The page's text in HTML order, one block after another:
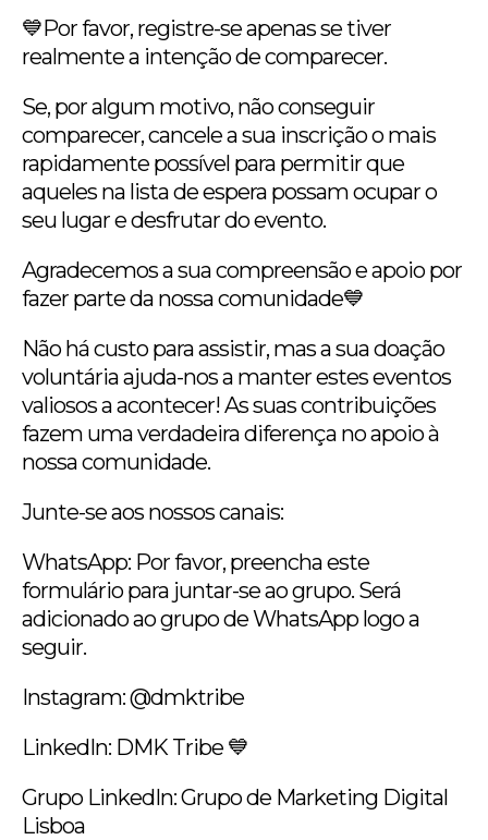
💙Por favor, registre-se apenas se tiver
realmente a intenção de comparecer.
Se, por algum motivo, não conseguir
comparecer, cancele a sua inscrição o mais
rapidamente possível para permitir que
aqueles na lista de espera possam ocupar o
seu lugar e desfrutar do evento.
Agradecemos a sua compreensão e apoio por
fazer parte da nossa comunidade💙
Não há custo para assistir, mas a sua doação
voluntária ajuda-nos a manter estes eventos
valiosos a acontecer! As suas contribuições
fazem uma verdadeira diferença no apoio à
nossa comunidade.
Junte-se aos nossos canais:
WhatsApp: Por favor, preencha este
formulário para juntar-se ao grupo. Será
adicionado ao grupo de WhatsApp logo a
seguir.
Instagram: @dmktribe
LinkedIn: DMK Tribe 💙
Grupo LinkedIn: Grupo de Marketing Digital
Lisboa